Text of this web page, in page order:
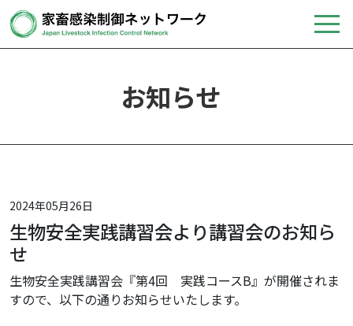
お知らせ
2024年05月26日
生物安全実践講習会より講習会のお知ら
せ
生物安全実践講習会『第4回 実践コースB』が開催されま
すので、以下の通りお知らせいたします。